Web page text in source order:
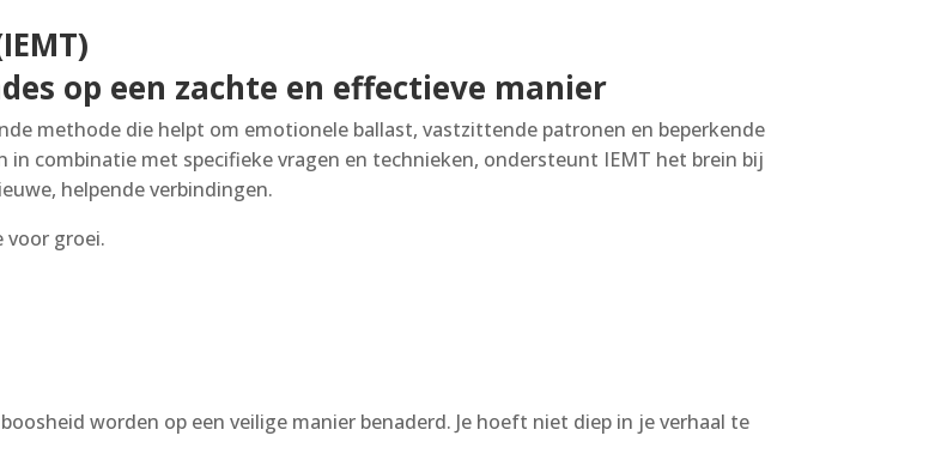
op een zachte en effectieve manier
methode die helpt om emotionele ballast, vastzittende patronen en beperkende
combinatie met specifieke vragen en technieken, ondersteunt IEMT het brein bij
helpende verbindingen.
voor groei.
worden op een veilige manier benaderd. Je hoeft niet diep in je verhaal te